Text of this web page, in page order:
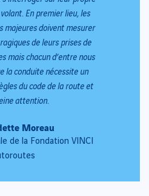
En premier lieu, les
majeures doivent mesurer
de leurs prises de
mais chacun d’entre nous
la conduite nécessite un
du code de la route et
attention.
Moreau
de la Fondation VINCI